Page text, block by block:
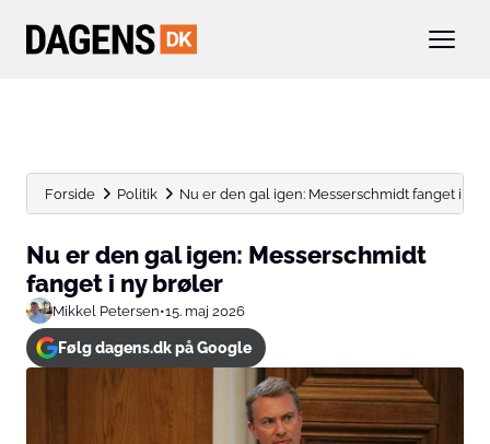
Forside Politik Nu er den gal igen: Messerschmidt fanget i ny
Nu er den gal igen: Messerschmidt
fanget i ny brøler
Mikkel Petersen•15. maj 2026
Følg dagens.dk på Google